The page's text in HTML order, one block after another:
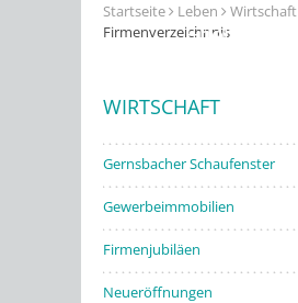
Erleben
Startseite Leben
Wirtschaft
Firmenverzeichnnis
WIRTSCHAFT
Gernsbacher Schaufenster
Gewerbeimmobilien
Firmenjubiläen
Neueröffnungen